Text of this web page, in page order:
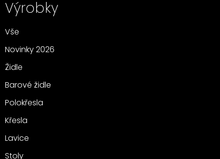
Výrobky
Vše
Novinky 2026
Židle
Barové židle
Polokřesla
Křesla
Lavice
Stoly